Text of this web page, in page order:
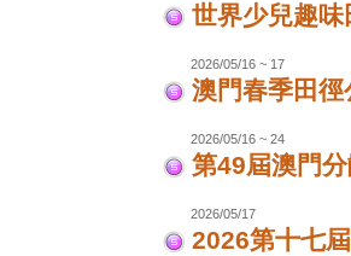
世界少兒趣味
2026/05/16 ~ 17
澳門春季田徑
2026/05/16 ~ 24
第49屆澳門
2026/05/17
2026第十七